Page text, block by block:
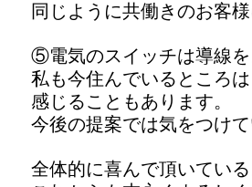
同じように共働きのお客
⑤電気のスイッチは導線を
私も今住んでいるところ
感じることもあります。
今後の提案では気をつけて
全体的に喜んで頂いてい